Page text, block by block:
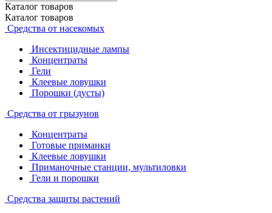
Каталог товаров
Каталог товаров
Средства от насекомых
Инсектицидные лампы
Концентраты
Гели
Клеевые ловушки
Порошки (дусты)
Средства от грызунов
Концентраты
Готовые приманки
Клеевые ловушки
Приманочные станции, мультиловки
Гели и порошки
Средства защиты растений